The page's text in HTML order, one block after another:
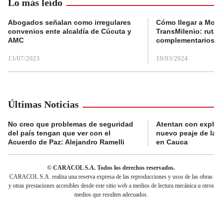
Lo más leído
Abogados señalan como irregulares
convenios ente alcaldía de Cúcuta y
AMC
13/07/2023
Cómo llegar a
TransMilenio:
complementarios
19/03/2024
Últimas Noticias
No creo que problemas de seguridad
del país tengan que ver con el
Acuerdo de Paz: Alejandro Ramelli
Atentan con
nuevo peaje de la
en Cauca
© CARACOL S.A. Todos los derechos reservados.
CARACOL S.A. realiza una reserva expresa de las reproducciones y usos de las obras
y otras prestaciones accesibles desde este sitio web a medios de lectura mecánica u otros
medios que resulten adecuados.